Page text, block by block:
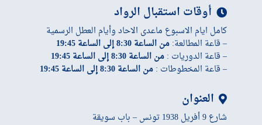
أوقات استقبال الرواد
كامل ايام الاسبوع ماعدى الاحاد وأيام العطل الرسمية
– قاعة المطالعة:من الساعة 8:30 إلى الساعة 19:45
– قاعة الدوريات :من الساعة 8:30 إلى الساعة 19:45
– قاعة المخطوطات :من الساعة 8:30 إلى الساعة 19:45
العنوان
شارع 9 أفريل 1938 تونس – باب سويقة